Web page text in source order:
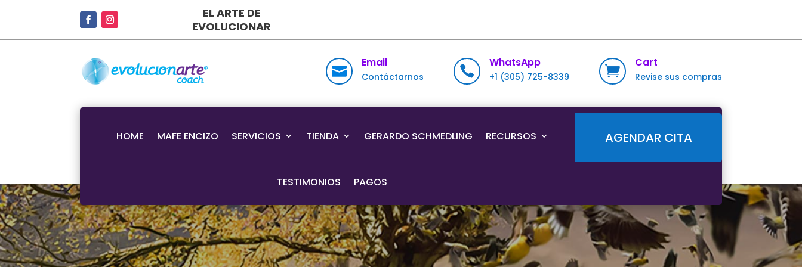
EL ARTE DE
EVOLUCIONAR

Email
Contáctarnos 
WhatsApp
+1 (305) 725-8339 
Cart
Revise sus compras
HOME MAFE ENCIZO SERVICIOS TIENDA GERARDO SCHMEDLING RECURSOS
TESTIMONIOS PAGOS
AGENDAR CITA